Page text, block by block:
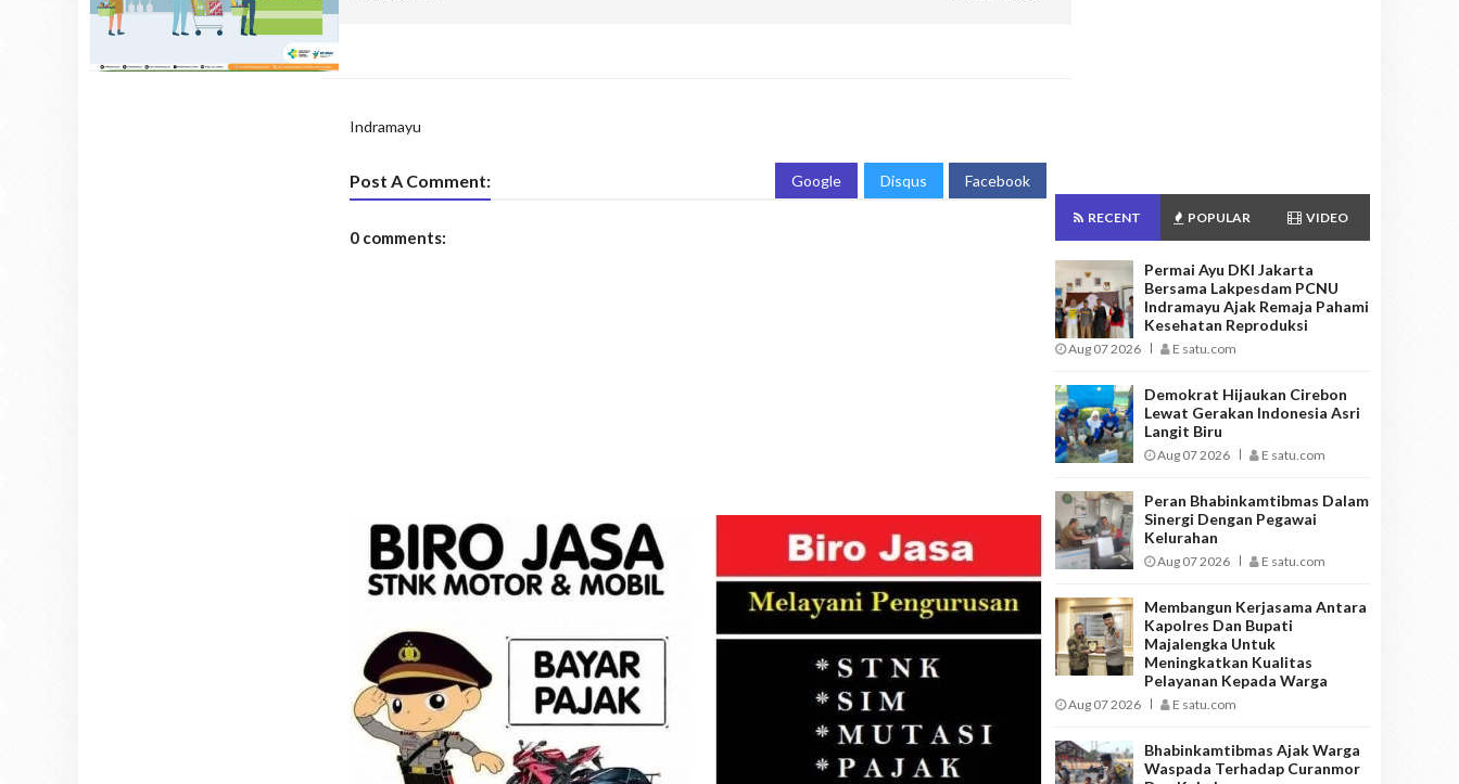
Indramayu
Post A Comment: Google Disqus Facebook
0 comments:
RECENT POPULAR VIDEO
Permai Ayu DKI Jakarta
Bersama Lakpesdam PCNU
Indramayu Ajak Remaja Pahami
Kesehatan Reproduksi
Aug 07 2026 E satu.com
Demokrat Hijaukan Cirebon
Lewat Gerakan Indonesia Asri
Langit Biru
Aug 07 2026 E satu.com
Peran Bhabinkamtibmas Dalam
Sinergi Dengan Pegawai
Kelurahan
Aug 07 2026 E satu.com
Membangun Kerjasama Antara
Kapolres Dan Bupati
Majalengka Untuk
Meningkatkan Kualitas
Pelayanan Kepada Warga
Aug 07 2026 E satu.com
Bhabinkamtibmas Ajak Warga
Waspada Terhadap Curanmor